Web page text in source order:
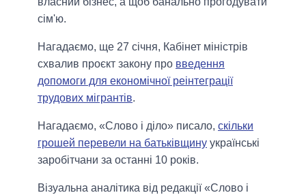
сім'ю.
Нагадаємо, ще 27 січня, Кабінет міністрів
схвалив проєкт закону про введення
допомоги для економічної реінтеграції
трудових мігрантів.
Нагадаємо, «Слово і діло» писало, скільки
грошей перевели на батьківщину українські
заробітчани за останні 10 років.
Візуальна аналітика від редакції «Слово і